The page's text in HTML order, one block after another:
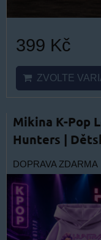
399 Kč
ZVOLTE
Mikina K-Pop
Hunters |
DOPRAVA ZDARMA